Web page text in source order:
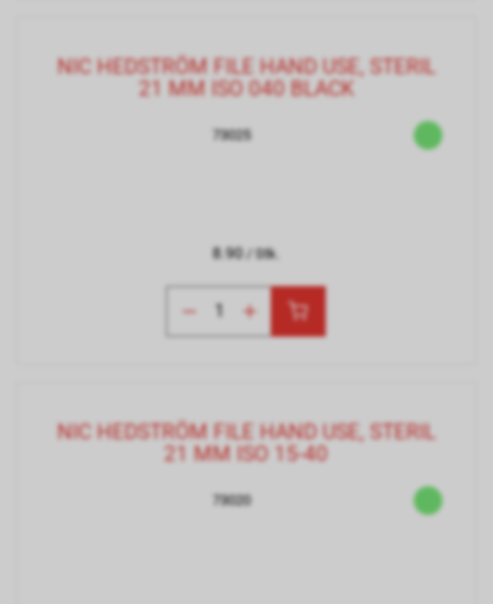
NIC HEDSTRÖM FILE HAND USE, STERIL
21 MM ISO 040 BLACK
73025
8.90/ Stk.
NIC HEDSTRÖM FILE HAND USE, STERIL
21 MM ISO 15-40
73020